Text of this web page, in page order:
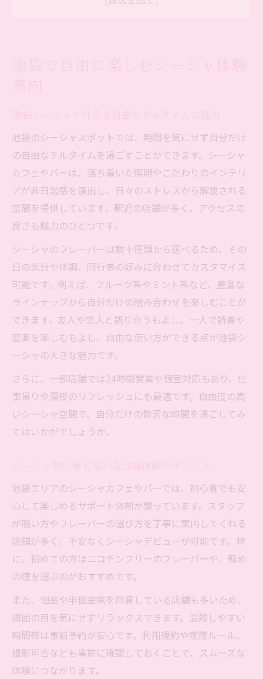
池袋のリラックス空間で味わうシーシャ体
験
池袋シーシャで心からくつろぐための工夫
池袋シーシャ初心者におすすめの利用方法
推し活もはかどるシーシャ空間の魅力
推し活とシーシャ池袋で叶える非日常体験
池袋シーシャ空間で映える写真の撮り方
シーシャ池袋で推しグッズを楽しむ秘訣
友達と盛り上がる池袋シーシャの活用法
池袋シーシャで語り合う推し活タイムの魅
力
ニコチンフリーで気軽に始める池袋チル
池袋シーシャのニコチンフリーメニュー活
初心者におすすめのシーシャ池袋フリープ
ラン
気軽に始める池袋シーシャ入門ポイント
池袋シーシャで味わうコンカフェ風の癒し
空間
シーシャ池袋で非日常カフェタイムを満喫
池袋シーシャ×コンカフェの楽しみ方ガイ
池袋のシーシャスポットでは、時間を気にせず自分だけ
の自由なチルタイムを過ごすことができます。シーシャ
カフェやバーは、落ち着いた照明やこだわりのインテリ
アが非日常感を演出し、日々のストレスから解放される
空間を提供しています。駅近の店舗が多く、アクセスの
良さも魅力のひとつです。
シーシャのフレーバーは数十種類から選べるため、その
日の気分や体調、同行者の好みに合わせてカスタマイズ
可能です。例えば、フルーツ系やミント系など、豊富な
ラインナップから自分だけの組み合わせを楽しむことが
できます。友人や恋人と語り合うもよし、一人で読書や
音楽を楽しむもよし、自由な使い方ができる点が池袋シ
ーシャの大きな魅力です。
さらに、一部店舗では24時間営業や個室対応もあり、仕
事帰りや深夜のリフレッシュにも最適です。自由度の高
いシーシャ空間で、自分だけの贅沢な時間を過ごしてみ
てはいかがでしょうか。
池袋エリアのシーシャカフェやバーでは、初心者でも安
心して楽しめるサポート体制が整っています。スタッフ
が吸い方やフレーバーの選び方を丁寧に案内してくれる
店舗が多く、不安なくシーシャデビューが可能です。特
に、初めての方はニコチンフリーのフレーバーや、軽め
の煙を選ぶのがおすすめです。
また、個室や半個室席を用意している店舗も多いため、
周囲の目を気にせずリラックスできます。混雑しやすい
時間帯は事前予約が安心です。利用規約や喫煙ルール、
撮影可否なども事前に確認しておくことで、スムーズな
体験につながります。